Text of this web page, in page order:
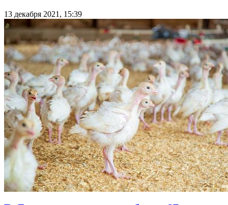
13 декабря 2021, 15:39